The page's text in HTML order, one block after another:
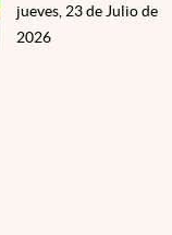
jueves, 23 de Julio de
2026